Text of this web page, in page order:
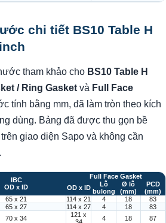
chi tiết BS10 Table H
tham khảo cho BS10 Table H
/ Ring Gasket và Full Face
tính bằng mm, đã làm tròn theo kích
dùng. Bảng đã được thu gọn bề
giao diện Sapo và không cần
IBC
OD x ID
Full Face Gasket
OD x ID
Lỗ
bulong
Ø lỗ
(mm)
PCD
(mm)
65 x 21 114 x 21 4 18
83
65 x 27 114 x 27 4 18
83
70 x 34
121 x
4 18 87